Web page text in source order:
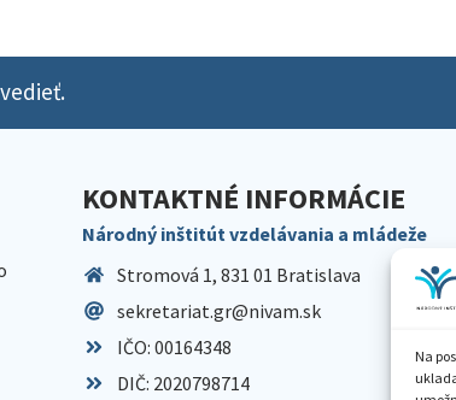
Na
KONTAKTNÉ INFORMÁCIE
Národný inštitút vzdelávania a mládeže
Stromová 1, 831 01 Bratislava
sekretariat.gr@nivam.sk
IČO: 00164348
DIČ: 2020798714